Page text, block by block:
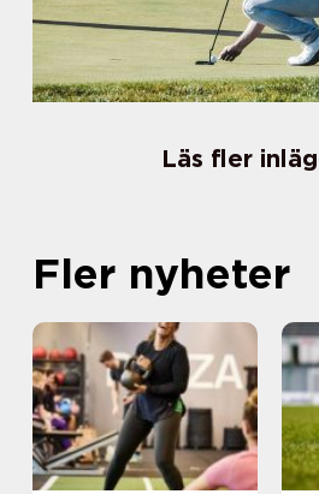
Läs fler
Fler nyheter